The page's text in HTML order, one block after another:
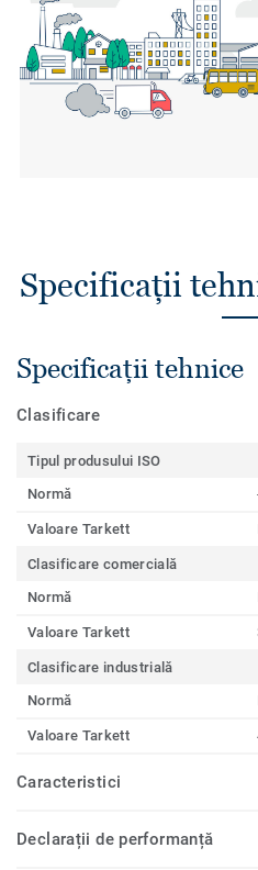
Specificații
Specificații tehnice
Clasificare
Tipul produsului ISO
Normă
Valoare Tarkett
Clasificare comercială
Normă
Valoare Tarkett
Clasificare industrială
Normă
Valoare Tarkett
Caracteristici
Declarații de performanță